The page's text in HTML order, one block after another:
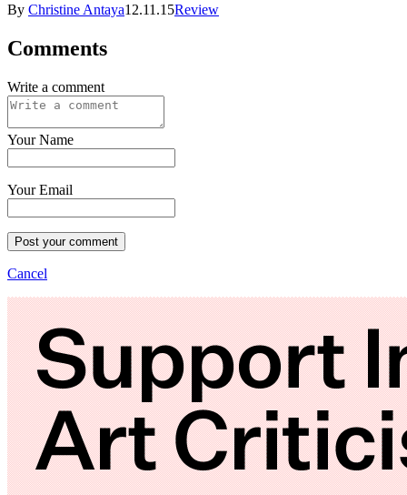
By Christine Antaya12.11.15Review
Comments
Write a comment
Your Name
Your Email
Post your comment
Cancel